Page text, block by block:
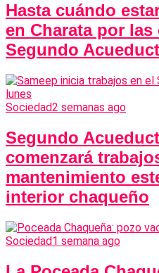
Hasta cuándo
en Charata por las
Segundo
Sociedad2 semanas ago
Segundo
comenzará
mantenimiento
interior chaqueño
Sociedad1 semana ago